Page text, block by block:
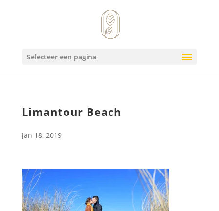
Selecteer een pagina
Limantour Beach
jan 18, 2019